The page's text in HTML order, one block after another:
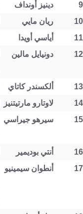
9
دينيز أونداف
10
ريان مايي
11
أياسي أويدا
12
دونيايل مالين
13 ألكسندر كاتاي
14
لاوتارو مارتيتنيز
15
سيرهو جيراسي
16 أنتي بوديمير
17
أنطوان سيمينيو